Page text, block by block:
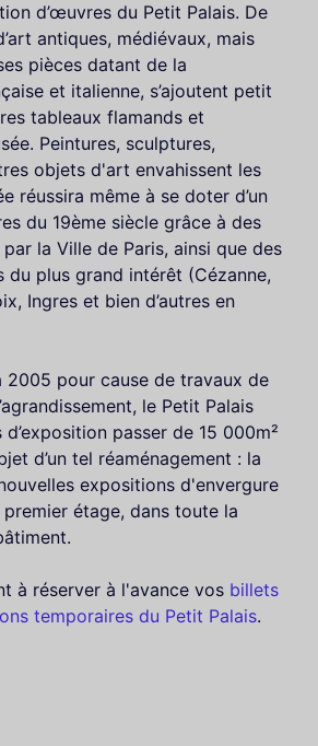
d’œuvres du Petit Palais. De
antiques, médiévaux, mais
pièces datant de la
et italienne, s’ajoutent petit
tableaux flamands et
Peintures, sculptures,
objets d'art envahissent les
réussira même à se doter d’un
du 19ème siècle grâce à des
la Ville de Paris, ainsi que des
du plus grand intérêt (Cézanne,
Ingres et bien d’autres en
2005 pour cause de travaux de
le Petit Palais
passer de 15 000m²
d’un tel réaménagement : la
expositions d'envergure
étage, dans toute la
à réserver à l'avance vos billets
temporaires du Petit Palais.